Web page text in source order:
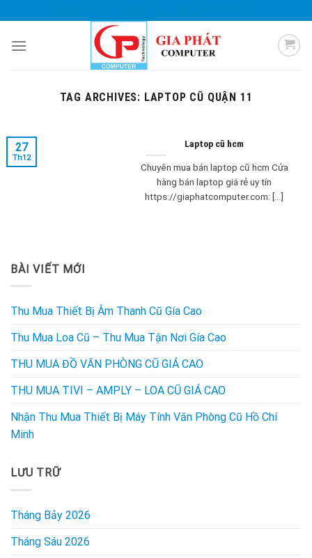
to
content
TAG ARCHIVES: LAPTOP CŨ QUẬN 11
Laptop cũ hcm
Chuyên mua bán laptop cũ hcm Cửa
hàng bán laptop giá rẻ uy tín
https://giaphatcomputer.com: [...]
27
Th12
BÀI VIẾT MỚI
Thu Mua Thiết Bị Âm Thanh Cũ Gía Cao
Thu Mua Loa Cũ – Thu Mua Tận Nơi Gía Cao
THU MUA ĐỒ VĂN PHÒNG CŨ GIÁ CAO
THU MUA TIVI – AMPLY – LOA CŨ GIÁ CAO
Nhận Thu Mua Thiết Bị Máy Tính Văn Phòng Cũ Hồ Chí
Minh
LƯU TRỮ
Tháng Bảy 2026
Tháng Sáu 2026